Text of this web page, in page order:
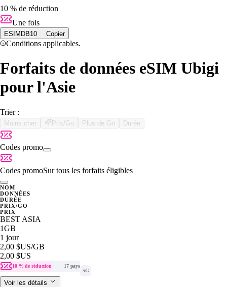
10 % de réduction
Une fois
ESIMDB10 Copier
Conditions applicables.
Forfaits de données eSIM Ubigi
pour l'Asie
Trier :
Moins cher Prix/Go Plus de Go Durée
Codes promo
Codes promoSur tous les forfaits éligibles
NOM
DONNÉES
DURÉE
PRIX/GO
PRIX
BEST ASIA
1GB
1 jour
2,00 $US/GB
2,00 $US
10 % de réduction
17 pays
5G
Voir les détails